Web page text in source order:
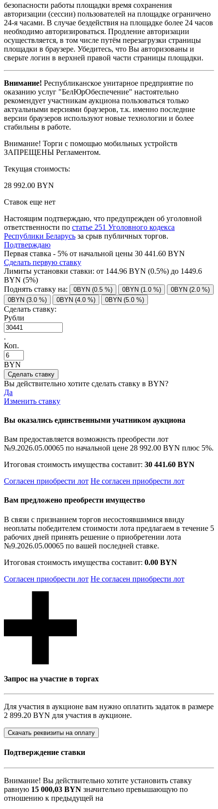
безопасности работы площадки время сохранения
авторизации (сессии) пользователей на площадке ограничено
24-я часами. В случае бездействия на площадке более 24 часов
необходимо авторизироваться. Продление авторизации
осуществляется, в том числе путём перезагрузки страницы
площадки в браузере. Убедитесь, что Вы авторизованы и
сверьте логин в верхней правой части страницы площадки.
Внимание! Республиканское унитарное предприятие по
оказанию услуг "БелЮрОбеспечение" настоятельно
рекомендует участникам аукциона пользоваться только
актуальными версиями браузеров, т.к. именно последние
версии браузеров используют новые технологии и более
стабильны в работе.
Внимание! Торги с помощью мобильных устройств
ЗАПРЕЩЕНЫ Регламентом.
Текущая стоимость:
28 992.00 BYN
Ставок еще нет
Настоящим подтверждаю, что предупрежден об уголовной
ответственности по статье 251 Уголовного кодекса
Республики Беларусь за срыв публичных торгов.
Подтверждаю
Первая ставка - 5% от начальной цены 30 441.60 BYN
Сделать первую ставку
Лимиты установки ставки: от 144.96 BYN (0.5%) до 1449.6
BYN (5%)
Поднять ставку на:
0BYN (0.5 %) 0BYN (1.0 %)
0BYN (2.0 %)
0BYN (3.0 %)
0BYN (4.0 %) 0BYN (5.0 %)
Сделать ставку:
Рубли
.
Коп.
BYN
Вы действительно хотите сделать ставку в BYN?
Да
Изменить ставку
Вы оказались единственными учатником аукциона
Вам предоставляется возможнсть преобрести лот
№9.2026.05.00065 по начальной цене 28 992.00 BYN плюс 5%.
Итоговая стоимость имущества составит: 30 441.60 BYN
Согласен приобрести лот Не согласен приобрести лот
Вам предложено преобрести имущество
В связи с признанием торгов несостоявшимися ввиду
неоплаты победителем стоимости лота предлагаем в течение 5
рабочих дней принять решение о приобретении лота
№9.2026.05.00065 по вашей последней ставке.
Итоговая стоимость имущества составит: 0.00 BYN
Согласен приобрести лот Не согласен приобрести лот
Запрос на участие в торгах
Для участия в аукционе вам нужно оплатить задаток в размере
2 899.20 BYN для участия в аукционе.
Скачать реквизиты на оплату
Подтверждение ставки
Внимание! Вы действительно хотите установить ставку
равную 15 000,03 BYN значительно превышающую по
отношению к предыдущей на